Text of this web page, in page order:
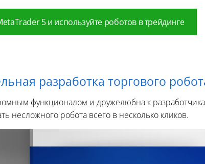
5 и используйте роботов в трейдинге
разработка торгового
функционалом и дружелюбна к
несложного робота всего в несколько кликов.